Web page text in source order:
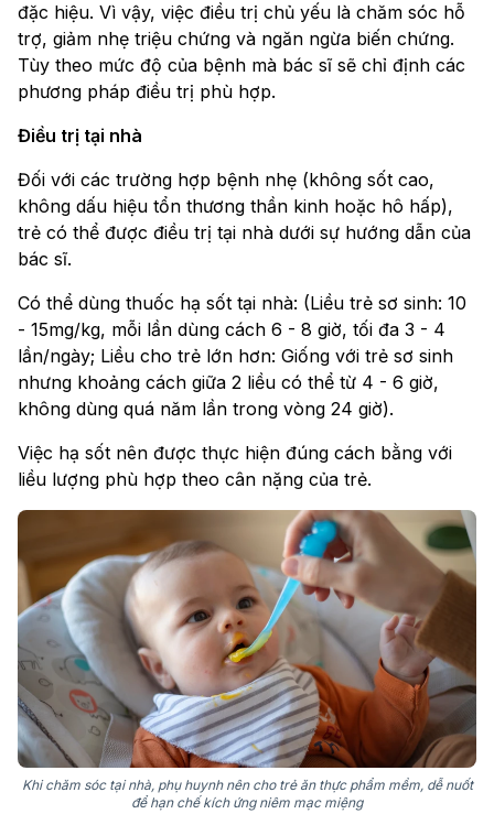
đặc hiệu. Vì vậy, việc điều trị chủ yếu là chăm sóc hỗ
trợ, giảm nhẹ triệu chứng và ngăn ngừa biến chứng.
Tùy theo mức độ của bệnh mà bác sĩ sẽ chỉ định các
phương pháp điều trị phù hợp.
Điều trị tại nhà
Đối với các trường hợp bệnh nhẹ (không sốt cao,
không dấu hiệu tổn thương thần kinh hoặc hô hấp),
trẻ có thể được điều trị tại nhà dưới sự hướng dẫn của
bác sĩ.
Có thể dùng thuốc hạ sốt tại nhà: (Liều trẻ sơ sinh: 10
- 15mg/kg, mỗi lần dùng cách 6 - 8 giờ, tối đa 3 - 4
lần/ngày; Liều cho trẻ lớn hơn: Giống với trẻ sơ sinh
nhưng khoảng cách giữa 2 liều có thể từ 4 - 6 giờ,
không dùng quá năm lần trong vòng 24 giờ).
Việc hạ sốt nên được thực hiện đúng cách bằng với
liều lượng phù hợp theo cân nặng của trẻ.
Khi chăm sóc tại nhà, phụ huynh nên cho trẻ ăn thực phẩm mềm, dễ nuốt
để hạn chế kích ứng niêm mạc miệng